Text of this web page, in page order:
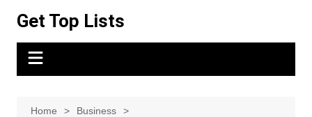
content
Get Top Lists
Home
Business